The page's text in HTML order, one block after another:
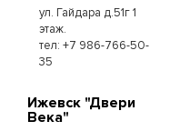
ул. Гайдара д.51г 1
этаж.
тел: +7 986-766-50-
35
Ижевск "Двери
Века"